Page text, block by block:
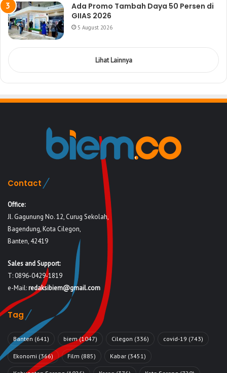
Ada Promo Tambah Daya 50 Persen di
GIIAS 2026
5 August 2026
Lihat Lainnya
Contact
Office:
Jl. Gagunung No. 12, Curug Sekolah,
Bagendung, Kota Cilegon,
Banten, 42419
Sales and Support:
T: 0896-0429-1819
e-Mail:redaksibiem@gmail.com
Tag
Banten (641) biem(1047) Cilegon (336) covid-19 (743)
Ekonomi (366) Film (885) Kabar (3451)